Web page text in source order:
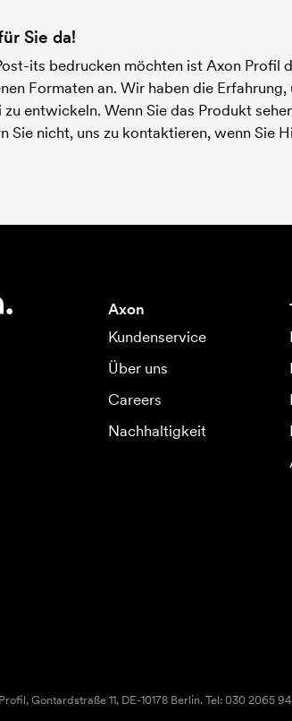
Sie da!
its bedrucken möchten ist Axon
Formaten an. Wir haben die
entwickeln. Wenn Sie das Produkt
Sie nicht, uns zu kontaktieren, wenn Sie
Axon
Kundenservice
Über uns
Careers
Nachhaltigkeit
Gontardstraße 11, DE-10178 Berlin. Tel: 030 2065